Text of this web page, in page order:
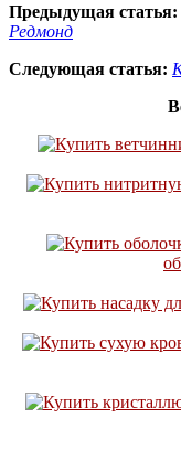
Предыдущая статья:
Редмонд
Следующая статья: